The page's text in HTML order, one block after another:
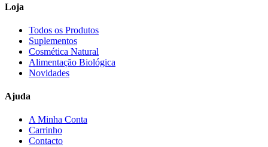
Loja
Todos os Produtos
Suplementos
Cosmética Natural
Alimentação Biológica
Novidades
Ajuda
A Minha Conta
Carrinho
Contacto